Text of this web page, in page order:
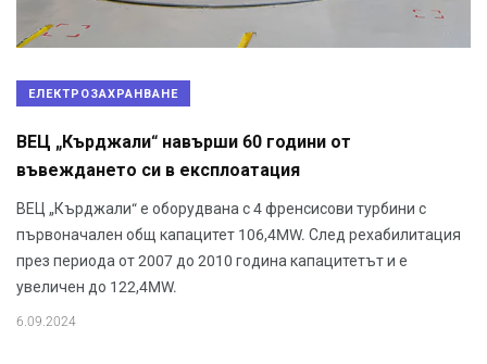
ЕЛЕКТРОЗАХРАНВАНЕ
ВЕЦ „Кърджали“ навърши 60 години от
въвеждането си в експлоатация
ВЕЦ „Кърджали“ е оборудвана с 4 френсисови турбини с
първоначален общ капацитет 106,4MW. След рехабилитация
през периода от 2007 до 2010 година капацитетът и е
увеличен до 122,4MW.
6.09.2024